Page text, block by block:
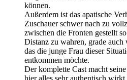
können.
Außerdem ist das apatische
Zuschauer schwer nach zu
zwischen die Fronten gestellt
Distanz zu wahren, grade
das die junge Frau dieser
entkommen möchte.
Der komplette Cast macht
hier alles sehr authentisch